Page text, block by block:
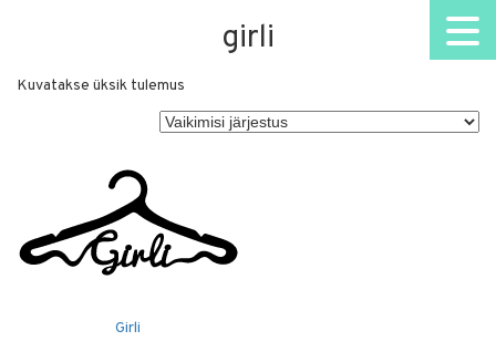
girli
Kuvatakse üksik tulemus
Girli